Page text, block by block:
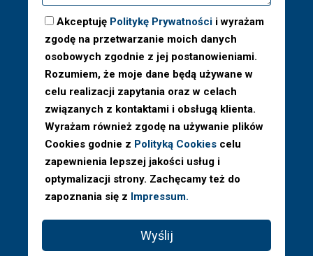
Akceptuję Politykę Prywatności i wyrażam
zgodę na przetwarzanie moich danych
osobowych zgodnie z jej postanowieniami.
Rozumiem, że moje dane będą używane w
celu realizacji zapytania oraz w celach
związanych z kontaktami i obsługą klienta.
Wyrażam również zgodę na używanie plików
Cookies godnie z Polityką Cookies celu
zapewnienia lepszej jakości usług i
optymalizacji strony. Zachęcamy też do
zapoznania się z Impressum.
Wyślij